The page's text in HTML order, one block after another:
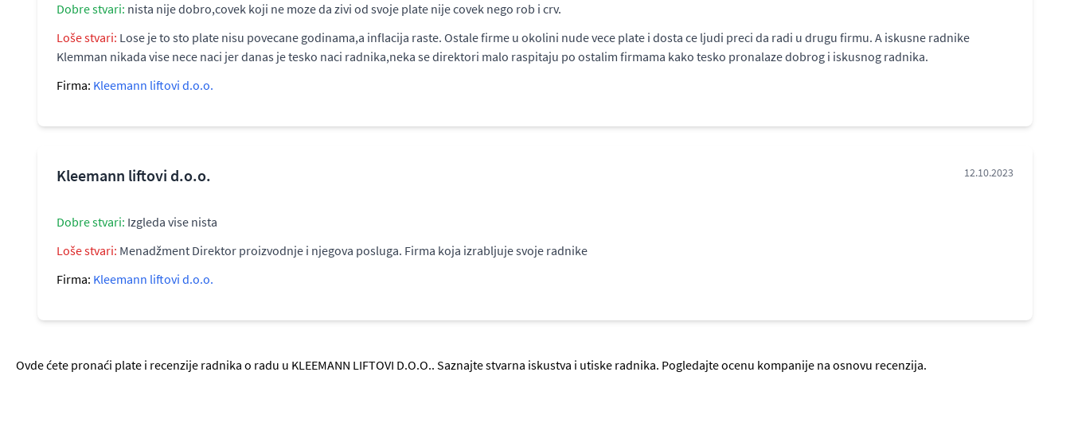
Dobre stvari: nista nije dobro,covek koji ne moze da zivi od svoje plate nije covek nego rob i crv.
Loše stvari: Lose je to sto plate nisu povecane godinama,a inflacija raste. Ostale firme u okolini nude vece plate i dosta ce ljudi preci da radi u drugu firmu. A iskusne radnike
Klemman nikada vise nece naci jer danas je tesko naci radnika,neka se direktori malo raspitaju po ostalim firmama kako tesko pronalaze dobrog i iskusnog radnika.
Firma: Kleemann liftovi d.o.o.
Kleemann liftovi d.o.o. 12.10.2023
Dobre stvari: Izgleda vise nista
Loše stvari: Menadžment Direktor proizvodnje i njegova posluga. Firma koja izrabljuje svoje radnike
Firma: Kleemann liftovi d.o.o.
Ovde ćete pronaći plate i recenzije radnika o radu u KLEEMANN LIFTOVI D.O.O.. Saznajte stvarna iskustva i utiske radnika. Pogledajte ocenu kompanije na osnovu recenzija.